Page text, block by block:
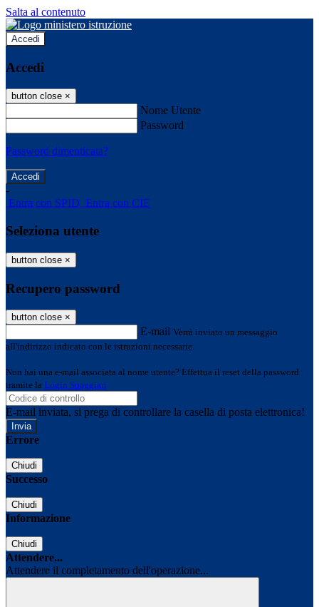
Salta al contenuto
Accedi
Accedi
button close ×
Nome Utente
Password
Password dimenticata?
-
Entra con SPID Entra con CIE
Seleziona utente
button close ×
Recupero password
button close ×
E-mail Verrà inviato un messaggio
all'indirizzo indicato con le istruzioni necessarie.
Non hai una e-mail associata al nome utente? Effettua il reset della password
tramite la Login Spaggiari
E-mail inviata, si prega di controllare la casella di posta elettronica!
Errore
Chiudi
Successo
Chiudi
Informazione
Chiudi
Attendere...
Attendere il completamento dell'operazione...